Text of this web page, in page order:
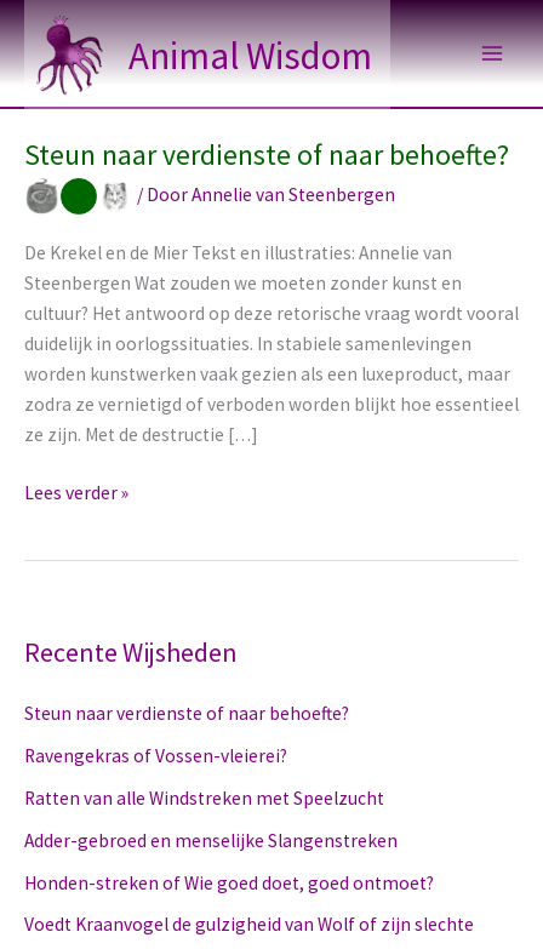
Ga
naar
de
inhoud
Animal Wisdom
Steun naar verdienste of naar behoefte?
/ DoorAnnelie van Steenbergen
De Krekel en de Mier Tekst en illustraties: Annelie van
Steenbergen Wat zouden we moeten zonder kunst en
cultuur? Het antwoord op deze retorische vraag wordt vooral
duidelijk in oorlogssituaties. In stabiele samenlevingen
worden kunstwerken vaak gezien als een luxeproduct, maar
zodra ze vernietigd of verboden worden blijkt hoe essentieel
ze zijn. Met de destructie […]
Steun
behoefte?
Lees verder »
Recente Wijsheden
Steun naar verdienste of naar behoefte?
Ravengekras of Vossen-vleierei?
Ratten van alle Windstreken met Speelzucht
Adder-gebroed en menselijke Slangenstreken
Honden-streken of Wie goed doet, goed ontmoet?
Voedt Kraanvogel de gulzigheid van Wolf of zijn slechte